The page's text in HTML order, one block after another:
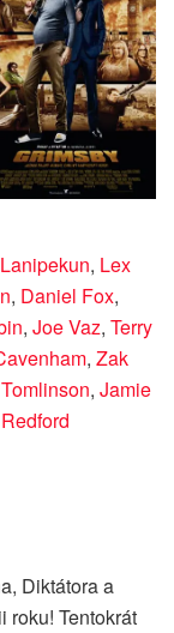
, Lex
, Daniel Fox,
, Joe Vaz, Terry
, Zak
, Jamie
Diktátora a
roku! Tentokrát